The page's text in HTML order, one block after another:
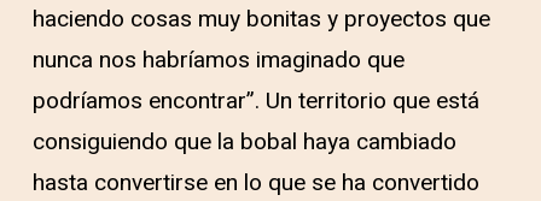
haciendo cosas muy bonitas y proyectos que
nunca nos habríamos imaginado que
podríamos encontrar”. Un territorio que está
consiguiendo que la bobal haya cambiado
hasta convertirse en lo que se ha convertido